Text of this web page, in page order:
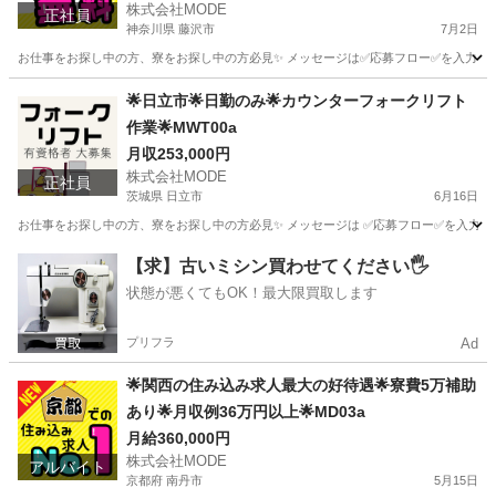
正社員 株式会社MODE
神奈川県 藤沢市 7月2日
お仕事をお探し中の方、寮をお探し中の方必見✨ メッセージは✅応募フロー✅を入力
その他 未経験
正社員
🌟日立市🌟日勤のみ🌟カウンターフォークリフト
作業🌟MWT00a
月収253,000円
株式会社MODE
茨城県 日立市 6月16日
お仕事をお探し中の方、寮をお探し中の方必見✨ メッセージは ✅応募フロー✅を入
茨城 日立市 その他 未経験
【求】古いミシン買わせてください🖐️
状態が悪くてもOK！最大限買取します
プリフラ Ad
アルバイト
🌟関西の住み込み求人最大の好待遇🌟寮費5万補助
あり🌟月収例36万円以上🌟MD03a
月給360,000円
株式会社MODE
京都府 南丹市 5月15日